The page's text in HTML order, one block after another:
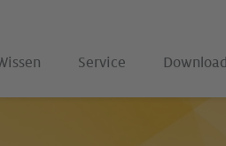
Service Download